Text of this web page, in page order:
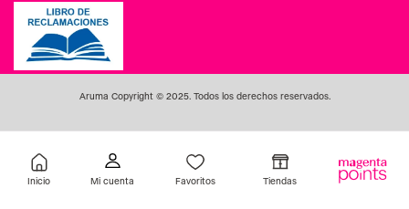
Inicio Favoritos Tiendas
Aruma Copyright © 2025. Todos los derechos reservados.